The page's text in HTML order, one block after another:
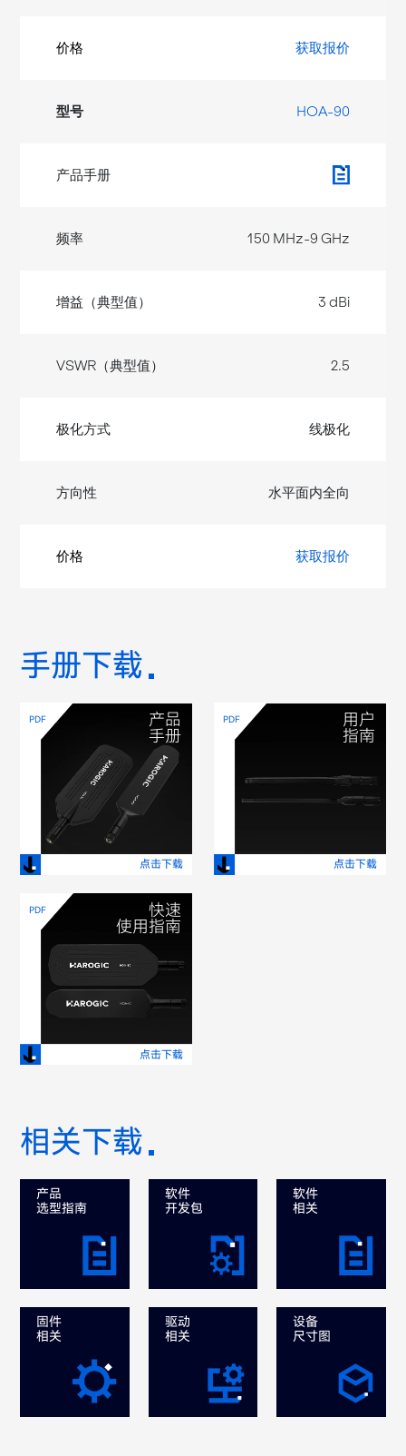
获取报价
HOA-90
150 MHz-9 GHz
3 dBi
2.5
线极化
水平面内全向
获取报价
手册下载
PDF
产品
手册
点击下载
PDF
用户
指南
点击下载
PDF
快速
使用指南
点击下载
相关下载
产品
选型指南
软件
开发包
软件
相关
固件
相关
驱动
相关
设备
尺寸图